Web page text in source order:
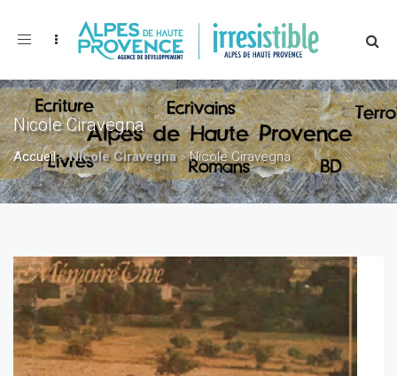
Toggle
Nicole Ciravegna
Accueil»Nicole Ciravegna»Nicole Ciravegna